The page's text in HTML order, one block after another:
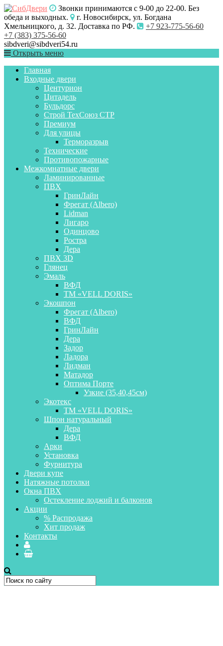
Звонки принимаются с 9-00 до 22-00. Без
обеда и выходных.
г. Новосибирск, ул. Богдана
Хмельницкого, д. 32. Доставка по РФ.
+7 923-775-56-60
+7 (383) 375-56-60
sibdveri@sibdveri54.ru
Открыть меню
Главная
Входные двери
Центурион
Цитадель
Бульдорс
Строй ТехСоюз СТР
Премиум
Для улицы
Терморазрыв
Технические
Противопожарные
Межкомнатные двери
Ламинированные
ПВХ
ГринЛайн
Фрегат (Albero)
Lidman
Лигаро
Одинцово
Ростра
Дера
ПВХ 3D
Глянец
Эмаль
ВФД
ТМ «VELL DORIS»
Экошпон
Фрегат (Albero)
ВФД
ГринЛайн
Дера
Задор
Ладора
Лидман
Матадор
Оптима Порте
Узкие (35,40,45см)
Экотекс
ТМ «VELL DORIS»
Шпон натуральный
Дера
ВФД
Арки
Установка
Фурнитура
Двери купе
Натяжные потолки
Окна ПВХ
Остекление лоджий и балконов
Акции
% Распродажа
Хит продаж
Контакты